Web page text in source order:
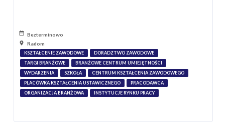
Bezterminowo
Radom
KSZTAŁCENIE ZAWODOWE
DORADZTWO ZAWODOWE
TARGI BRANŻOWE
BRANŻOWE CENTRUM UMIEJĘTNOŚCI
WYDARZENIA
SZKOŁA
CENTRUM KSZTAŁCENIA ZAWODOWEGO
PLACÓWKA KSZTAŁCENIA USTAWICZNEGO
PRACODAWCA
ORGANIZACJA BRANŻOWA
INSTYTUCJE RYNKU PRACY